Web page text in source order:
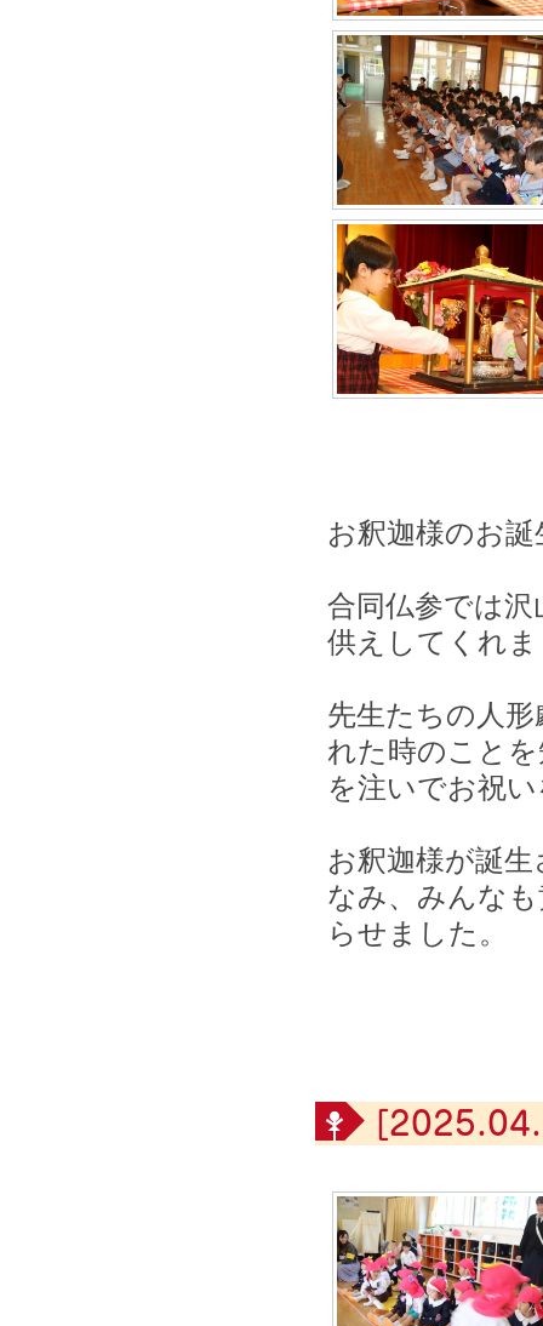
お釈迦様のお
合同仏参では
供えしてくれ
先生たちの人
れた時のこと
を注いでお祝
お釈迦様が誕
なみ、みんな
らせました。